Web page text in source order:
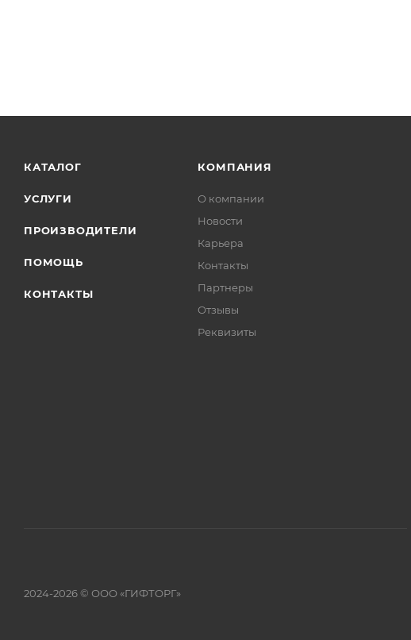
КАТАЛОГ
УСЛУГИ
ПРОИЗВОДИТЕЛИ
ПОМОЩЬ
КОНТАКТЫ
КОМПАНИЯ
О компании
Новости
Карьера
Контакты
Партнеры
Отзывы
Реквизиты
2024-2026 © ООО «ГИФТОРГ»